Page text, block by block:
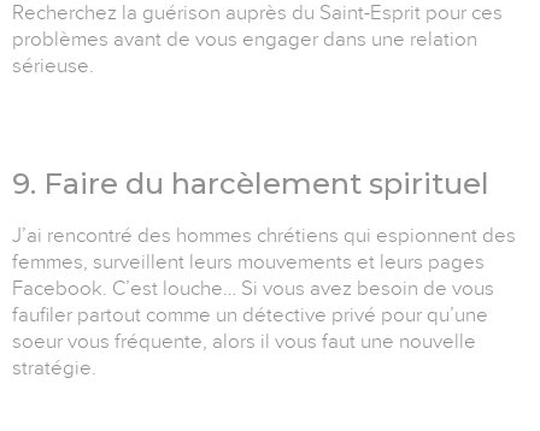
Recherchez la guérison auprès du Saint-Esprit pour ces
problèmes avant de vous engager dans une relation
sérieuse.
9. Faire du harcèlement spirituel
J’ai rencontré des hommes chrétiens qui espionnent des
femmes, surveillent leurs mouvements et leurs pages
Facebook. C’est louche… Si vous avez besoin de vous
faufiler partout comme un détective privé pour qu’une
soeur vous fréquente, alors il vous faut une nouvelle
stratégie.